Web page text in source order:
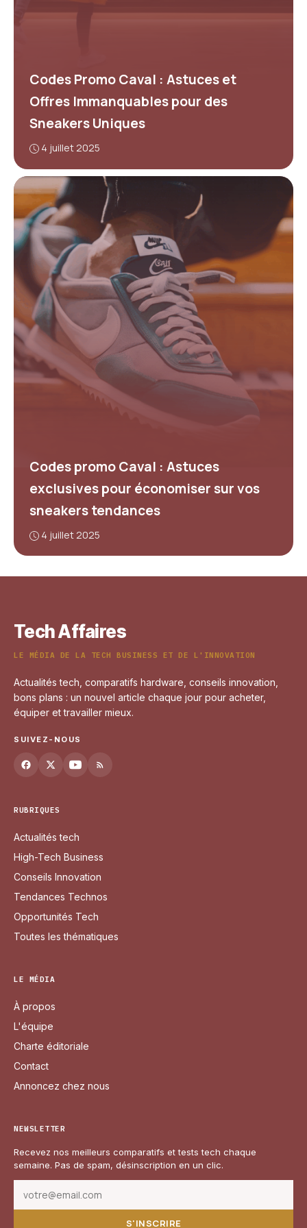
Codes Promo Caval : Astuces et
Offres Immanquables pour des
Sneakers Uniques
4 juillet 2025
Codes promo Caval : Astuces
exclusives pour économiser sur vos
sneakers tendances
4 juillet 2025
Tech Affaires
LE MÉDIA DE LA TECH BUSINESS ET DE L'INNOVATION
Actualités tech, comparatifs hardware, conseils innovation,
bons plans : un nouvel article chaque jour pour acheter,
équiper et travailler mieux.
SUIVEZ-NOUS
RUBRIQUES
Actualités tech
High-Tech Business
Conseils Innovation
Tendances Technos
Opportunités Tech
Toutes les thématiques
LE MÉDIA
À propos
L'équipe
Charte éditoriale
Contact
Annoncez chez nous
NEWSLETTER
Recevez nos meilleurs comparatifs et tests tech chaque
semaine. Pas de spam, désinscription en un clic.
S'INSCRIRE